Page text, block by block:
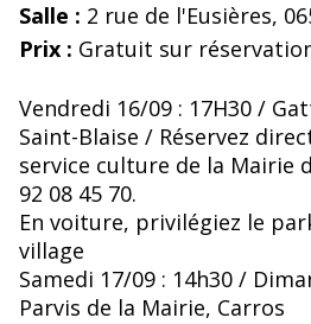
Salle : 2 rue de l'Eusières,
Prix : Gratuit sur
Vendredi 16/09 : 17H30 /
Saint-Blaise / Réservez
service culture de la Mairie
92 08 45 70.
En voiture, privilégiez le
village
Samedi 17/09 : 14h30 /
Parvis de la Mairie, Carros